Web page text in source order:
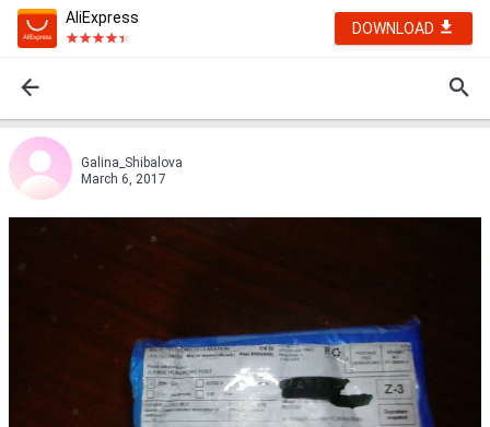
AliExpress
DOWNLOAD
Galina_Shibalova
March 6, 2017